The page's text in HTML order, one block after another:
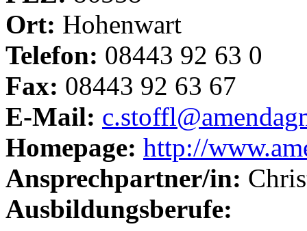
Ort: Hohenwart
Telefon: 08443 92 63 0
Fax: 08443 92 63 67
E-Mail:
Homepage: http://
Ansprechpartner/in:
Ausbildungsberufe: